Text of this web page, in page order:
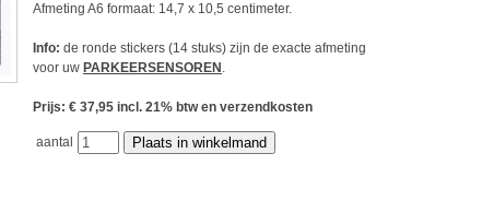
Afmeting A6 formaat: 14,7 x 10,5 centimeter.
Info: de ronde stickers (14 stuks) zijn de exacte afmeting
voor uw PARKEERSENSOREN .
Prijs: € 37,95 incl. 21% btw en verzendkosten
aantal